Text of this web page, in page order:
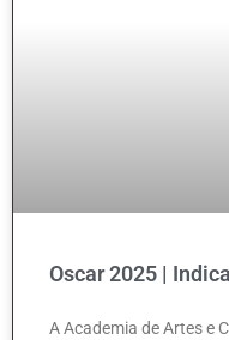
Oscar 2025 |
A Academia de Artes e